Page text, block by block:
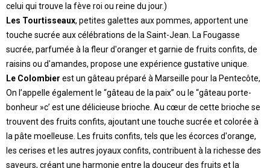
celui qui trouve la fève roi ou reine du jour.)
Les Tourtisseaux, petites galettes aux pommes, apportent une
touche sucrée aux célébrations de la Saint-Jean. La Fougasse
sucrée, parfumée à la fleur d'oranger et garnie de fruits confits, de
raisins ou d'amandes, propose une expérience gustative unique.
Le Colombier est un gâteau préparé à Marseille pour la Pentecôte,
On l’appelle également le “gâteau de la paix” ou le “gâteau porte-
bonheur »c’ est une délicieuse brioche. Au cœur de cette brioche se
trouvent des fruits confits, ajoutant une touche sucrée et colorée à
la pâte moelleuse. Les fruits confits, tels que les écorces d'orange,
les cerises et les autres joyaux confits, contribuent à la richesse des
saveurs, créant une harmonie entre la douceur des fruits et la